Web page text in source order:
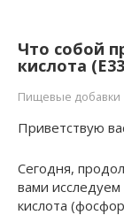
Что собой
кислота
Пищевые добавки
Приветствую
Сегодня,
вами
кислота